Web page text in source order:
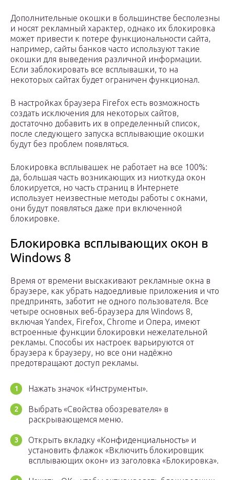
Дополнительные окошки в большинстве бесполезны
и носят рекламный характер, однако их блокировка
может привести к потере функциональности сайта,
например, сайты банков часто используют такие
окошки для выведения различной информации.
Если заблокировать все всплывашки, то на
некоторых сайтах будет ограничен функционал.
В настройках браузера Firefox есть возможность
создать исключения для некоторых сайтов,
достаточно добавить их в определенный список,
после следующего запуска всплывающие окошки
будут без проблем появляться.
Блокировка всплывашек не работает на все 100%:
да, большая часть возникающих из ниоткуда окон
блокируется, но часть страниц в Интернете
использует неизвестные методы работы с окнами,
они будут появляться даже при включенной
блокировке.
Блокировка всплывающих окон в
Windows 8
Время от времени выскакивают рекламные окна в
браузере, как убрать надоедливые приложения и что
предпринять, заботит не одного пользователя. Все
четыре основных веб-браузера для Windows 8,
включая Yandex, Firefox, Chrome и Опера, имеют
встроенные функции блокировки нежелательной
рекламы. Способы их настроек варьируются от
браузера к браузеру, но все они надёжно
предотвращают доступ рекламы.
Нажать значок «Инструменты».
Выбрать «Свойства обозревателя» в
раскрывающемся меню.
Открыть вкладку «Конфиденциальность» и
установить флажок «Включить блокировщик
всплывающих окон» из заголовка «Блокировка».